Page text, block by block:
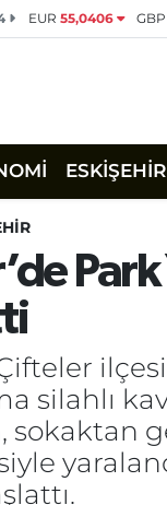
EUR 55,0406
silahlı
sokaktan